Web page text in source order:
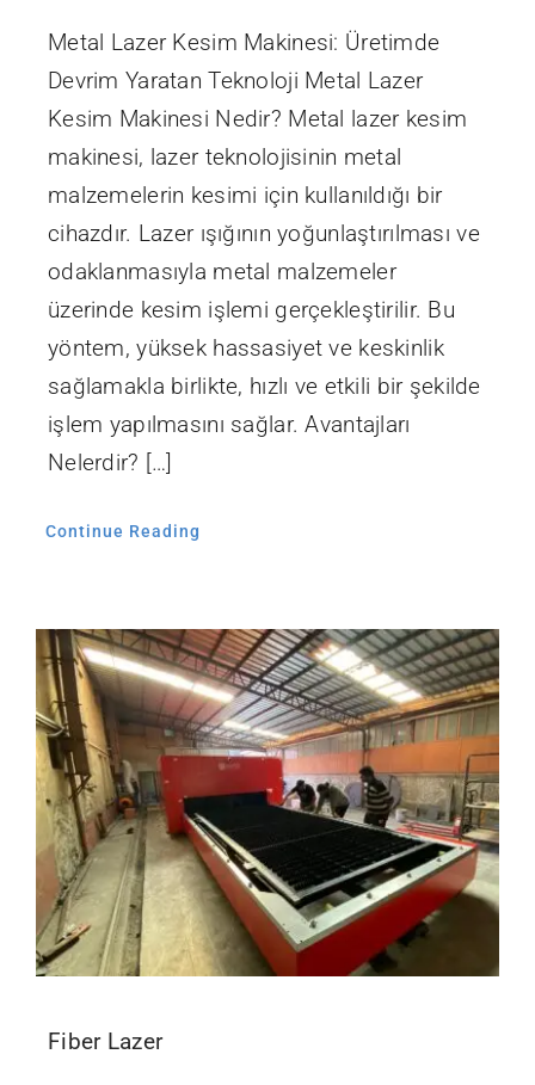
Metal Lazer Kesim Makinesi: Üretimde
Devrim Yaratan Teknoloji Metal Lazer
Kesim Makinesi Nedir? Metal lazer kesim
makinesi, lazer teknolojisinin metal
malzemelerin kesimi için kullanıldığı bir
cihazdır. Lazer ışığının yoğunlaştırılması ve
odaklanmasıyla metal malzemeler
üzerinde kesim işlemi gerçekleştirilir. Bu
yöntem, yüksek hassasiyet ve keskinlik
sağlamakla birlikte, hızlı ve etkili bir şekilde
işlem yapılmasını sağlar. Avantajları
Nelerdir? […]
Continue Reading
Fiber Lazer